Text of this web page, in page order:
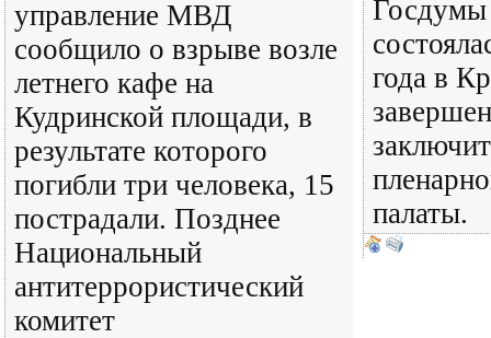
управление МВД
сообщило о взрыве возле
летнего кафе на
Кудринской площади, в
результате которого
погибли три человека, 15
пострадали. Позднее
Национальный
антитеррористический
комитет
года в
палаты.